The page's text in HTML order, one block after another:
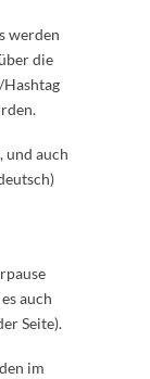
werden
die
Hashtag
und auch
auch
Seite).
im